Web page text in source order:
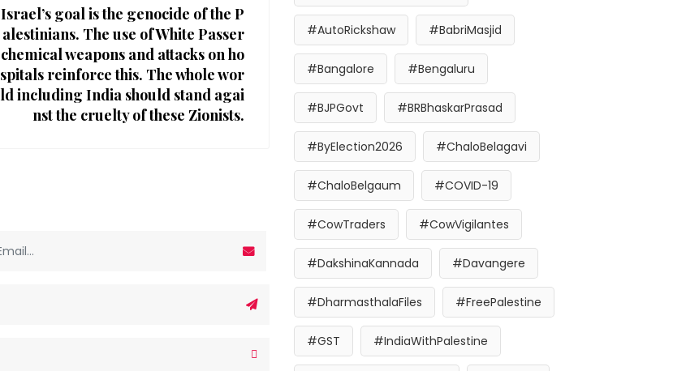
Israel’s goal is the genocide of the P
alestinians. The use of White Passer
chemical weapons and attacks on ho
spitals reinforce this. The whole wor
ld including India should stand agai
nst the cruelty of these Zionists.
#AutoRickshaw #BabriMasjid
#Bangalore #Bengaluru
#BJPGovt #BRBhaskarPrasad
#ByElection2026 #ChaloBelagavi
#ChaloBelgaum #COVID-19
#CowTraders #CowVigilantes
#DakshinaKannada #Davangere
#DharmasthalaFiles #FreePalestine
#GST #IndiaWithPalestine